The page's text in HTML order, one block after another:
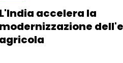
L'India accelera la
modernizzazione
agricola